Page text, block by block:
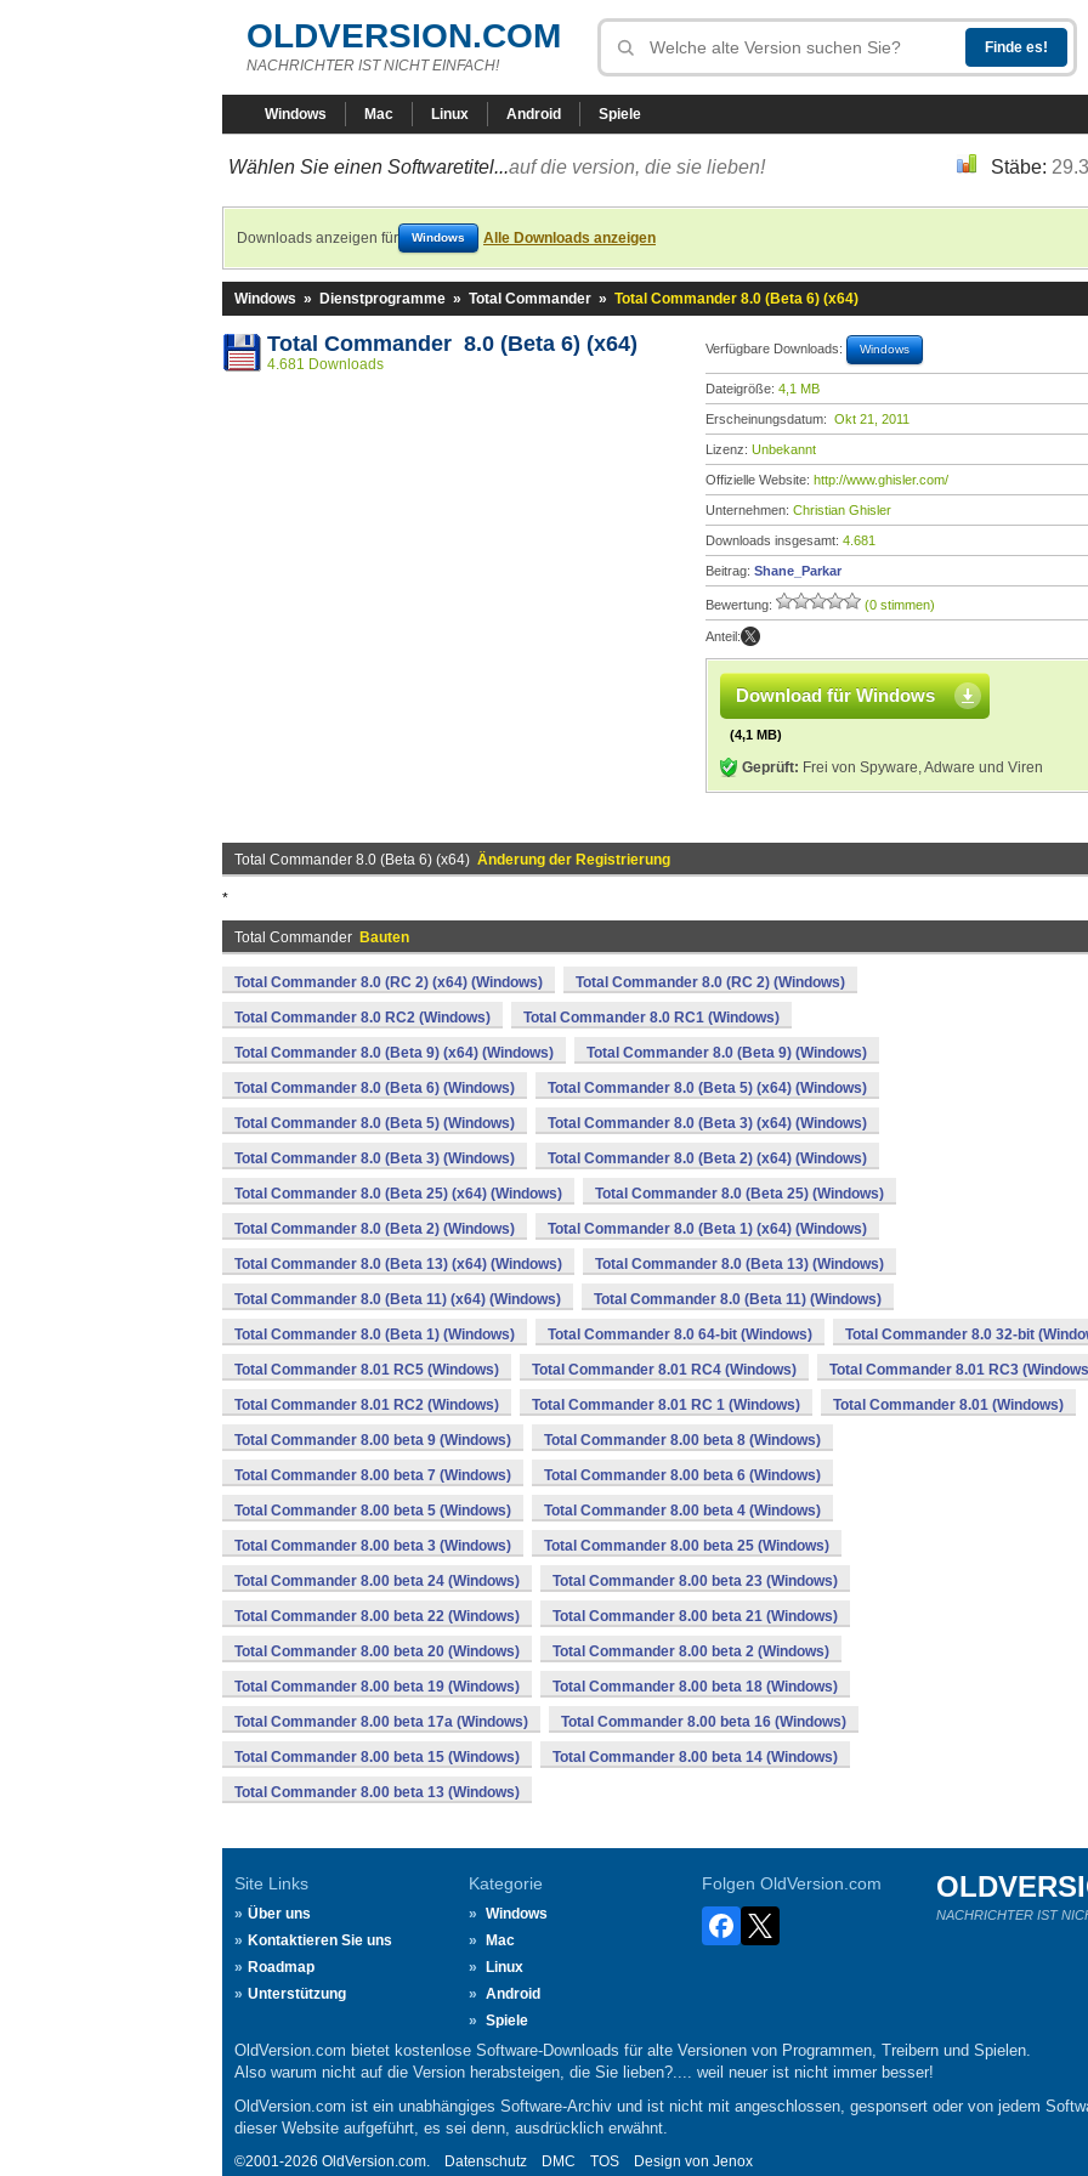
OLDVERSION.COM
NACHRICHTER IST NICHT EINFACH!
Windows Mac Linux Android Spiele
Wählen Sie einen Softwaretitel...auf die version, die sie lieben! Stäbe:
Downloads anzeigen für Windows Alle Downloads anzeigen
Windows » Dienstprogramme » Total Commander » Total Commander 8.0 (Beta 6) (x64)
Total Commander 8.0 (Beta 6) (x64)
4.681 Downloads
Verfügbare Downloads: Windows
Dateigröße: 4,1 MB
Erscheinungsdatum: Okt 21, 2011
Lizenz: Unbekannt
Offizielle Website: http://www.ghisler.com/
Unternehmen: Christian Ghisler
Downloads insgesamt: 4.681
Beitrag: Shane_Parkar
Bewertung: (0 stimmen)
Anteil:
Download für Windows
(4,1 MB)
Geprüft: Frei von Spyware, Adware und Viren
Total Commander 8.0 (Beta 6) (x64) Änderung der Registrierung
*
Total Commander Bauten
Total Commander 8.0 (RC 2) (x64) (Windows) Total Commander 8.0 (RC 2) (Windows)
Total Commander 8.0 RC2 (Windows) Total Commander 8.0 RC1 (Windows)
Total Commander 8.0 (Beta 9) (x64) (Windows) Total Commander 8.0 (Beta 9) (Windows)
Total Commander 8.0 (Beta 6) (Windows) Total Commander 8.0 (Beta 5) (x64) (Windows)
Total Commander 8.0 (Beta 5) (Windows) Total Commander 8.0 (Beta 3) (x64) (Windows)
Total Commander 8.0 (Beta 3) (Windows) Total Commander 8.0 (Beta 2) (x64) (Windows)
Total Commander 8.0 (Beta 25) (x64) (Windows) Total Commander 8.0 (Beta 25) (Windows)
Total Commander 8.0 (Beta 2) (Windows) Total Commander 8.0 (Beta 1) (x64) (Windows)
Total Commander 8.0 (Beta 13) (x64) (Windows) Total Commander 8.0 (Beta 13) (Windows)
Total Commander 8.0 (Beta 11) (x64) (Windows) Total Commander 8.0 (Beta 11) (Windows)
Total Commander 8.0 (Beta 1) (Windows) Total Commander 8.0 64-bit (Windows) Total Commander 8.0 32-bit
Total Commander 8.01 RC5 (Windows) Total Commander 8.01 RC4 (Windows) Total Commander 8.01 RC3
Total Commander 8.01 RC2 (Windows) Total Commander 8.01 RC 1 (Windows) Total Commander 8.01 (Windows)
Total Commander 8.00 beta 9 (Windows) Total Commander 8.00 beta 8 (Windows)
Total Commander 8.00 beta 7 (Windows) Total Commander 8.00 beta 6 (Windows)
Total Commander 8.00 beta 5 (Windows) Total Commander 8.00 beta 4 (Windows)
Total Commander 8.00 beta 3 (Windows) Total Commander 8.00 beta 25 (Windows)
Total Commander 8.00 beta 24 (Windows) Total Commander 8.00 beta 23 (Windows)
Total Commander 8.00 beta 22 (Windows) Total Commander 8.00 beta 21 (Windows)
Total Commander 8.00 beta 20 (Windows) Total Commander 8.00 beta 2 (Windows)
Total Commander 8.00 beta 19 (Windows) Total Commander 8.00 beta 18 (Windows)
Total Commander 8.00 beta 17a (Windows) Total Commander 8.00 beta 16 (Windows)
Total Commander 8.00 beta 15 (Windows) Total Commander 8.00 beta 14 (Windows)
Total Commander 8.00 beta 13 (Windows)
Site Links
Über uns
Kontaktieren Sie uns
Roadmap
Unterstützung
Kategorie
Windows
Mac
Linux
Android
Spiele
Folgen OldVersion.com
NACHRICHTER IST
OldVersion.com bietet kostenlose Software-Downloads für alte Versionen von Programmen, Treibern und Spielen.
Also warum nicht auf die Version herabsteigen, die Sie lieben?.... weil neuer ist nicht immer besser!
OldVersion.com ist ein unabhängiges Software-Archiv und ist nicht mit angeschlossen, gesponsert oder von jedem
dieser Website aufgeführt, es sei denn, ausdrücklich erwähnt.
©2001-2026 OldVersion.com. Datenschutz DMC TOS Design von Jenox